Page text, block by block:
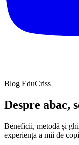
Blog EduCriss
Despre abac,
Beneficii, metodă și
experiența a mii de